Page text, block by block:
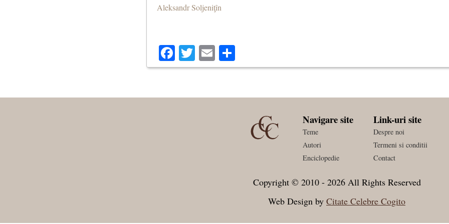
Aleksandr Soljeniţîn
Facebook
Twitter
Email
Navigare site
Teme
Autori
Enciclopedie
Link-uri site
Despre noi
Termeni si conditii
Contact
Copyright © 2010 - 2026 All Rights Reserved
Web Design by Citate Celebre Cogito